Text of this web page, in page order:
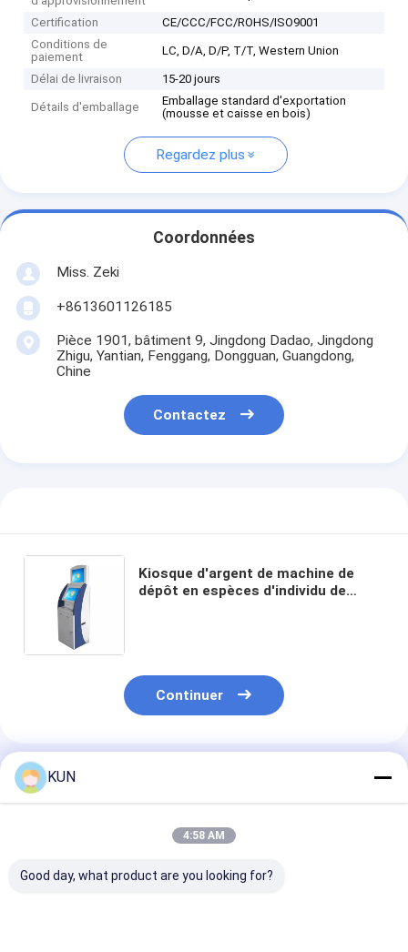
Certification
CE/CCC/FCC/ROHS/ISO9001
Conditions de
paiement
LC, D/A, D/P, T/T, Western Union
Délai de livraison 15-20 jours
Détails d'emballage
Emballage standard d'exportation
(mousse et caisse en bois)
Regardez plus
Coordonnées
Miss. Zeki
+8613601126185
Pièce 1901, bâtiment 9, Jingdong Dadao, Jingdong
Zhigu, Yantian, Fenggang, Dongguan, Guangdong,
Chine
Contactez
Kiosque d'argent de machine de
dépôt en espèces d'individu de
Continuer
Produits Recommandés
KUN
4:58 AM
Good day, what product are you looking for?